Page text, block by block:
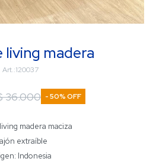
living madera
120037
36.000 50
madera maciza
extraíble
Indonesia